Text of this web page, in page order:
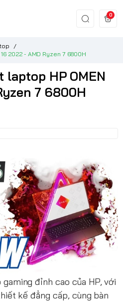
0
/
2022 - AMD Ryzen 7 6800H
HP OMEN
7 6800H
đỉnh cao của HP, với
kế đẳng cấp, cùng bàn